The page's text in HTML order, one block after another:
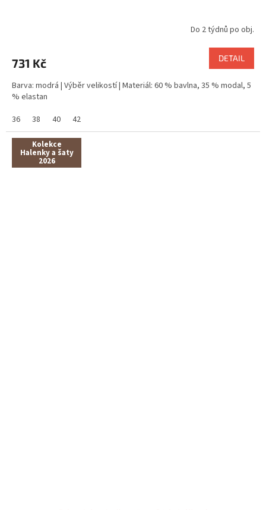
Do 2 týdnů po obj.
731 Kč DETAIL
Barva: modrá | Výběr velikostí | Materiál: 60 % bavlna, 35 % modal, 5
% elastan
36
38 40 42
Kolekce
Halenky a šaty
2026